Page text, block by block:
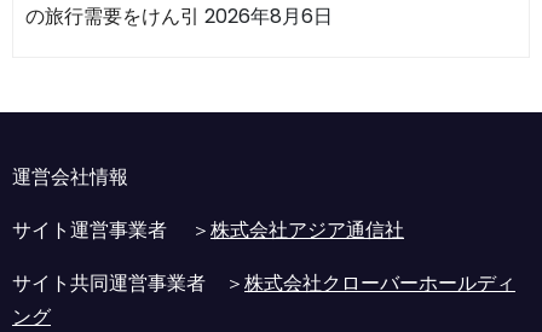
の旅行需要をけん引 2026年8月6日
運営会社情報
サイト運営事業者 ＞株式会社アジア通信社
サイト共同運営事業者 ＞株式会社クローバーホールディ
ング